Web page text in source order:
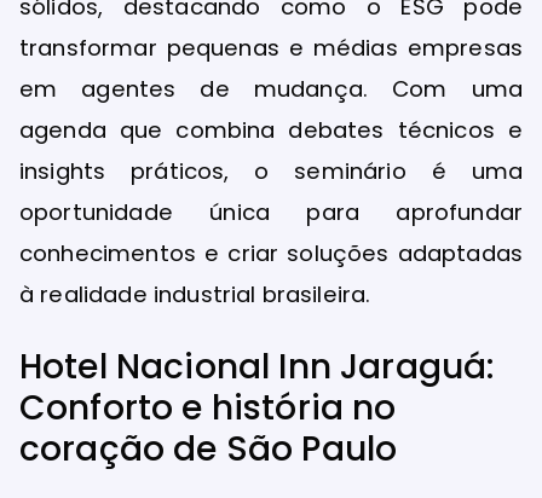
sólidos, destacando como o ESG pode
transformar pequenas e médias empresas
em agentes de mudança. Com uma
agenda que combina debates técnicos e
insights práticos, o seminário é uma
oportunidade única para aprofundar
conhecimentos e criar soluções adaptadas
à realidade industrial brasileira.
Hotel Nacional Inn Jaraguá:
Conforto e história no
coração de São Paulo